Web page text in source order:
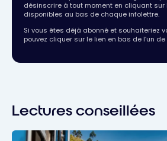
désinscrire à tout moment en cliquant sur
disponibles au bas de chaque infolettre.
Si vous êtes déjà abonné et souhaiteriez
pouvez cliquer sur le lien en bas de l’un
Lectures conseillées